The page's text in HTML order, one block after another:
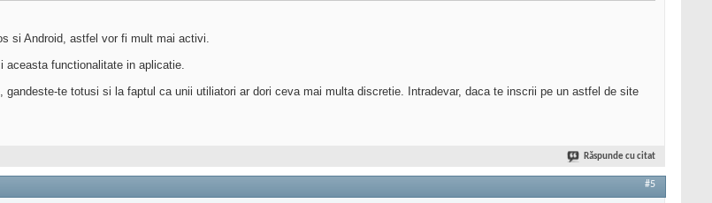
si Android, astfel vor fi mult mai activi.
functionalitate in aplicatie.
te totusi si la faptul ca unii utiliatori ar dori ceva mai multa discretie. Intradevar, daca te inscrii pe un astfel de site
Răspunde cu citat
#5